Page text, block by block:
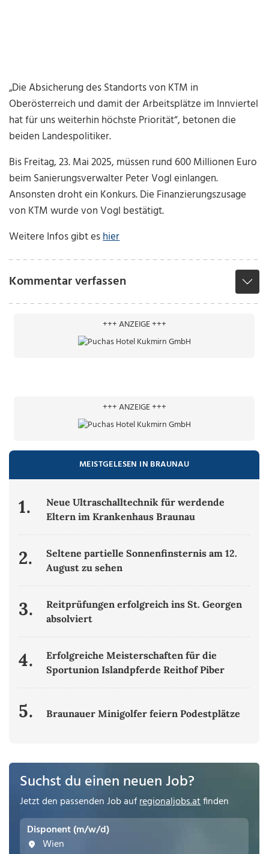
„Die Absicherung des Standorts von KTM in
Oberösterreich und damit der Arbeitsplätze im Innviertel
hat für uns weiterhin höchste Priorität“, betonen die
beiden Landespolitiker.
Bis Freitag, 23. Mai 2025, müssen rund 600 Millionen Euro
beim Sanierungsverwalter Peter Vogl einlangen.
Ansonsten droht ein Konkurs. Die Finanzierungszusage
von KTM wurde von Vogl bestätigt.
Weitere Infos gibt eshier
Kommentar verfassen
+++ ANZEIGE +++
+++ ANZEIGE +++
MEISTGELESEN IN BRAUNAU
1.
Neue Ultraschalltechnik für werdende
Eltern im Krankenhaus Braunau
2.
Seltene partielle Sonnenfinsternis am 12.
August zu sehen
3.
Reitprüfungen erfolgreich ins St. Georgen
absolviert
4.
Erfolgreiche Meisterschaften für die
Sportunion Islandpferde Reithof Piber
5. Braunauer Minigolfer feiern Podestplätze
Suchst du einen neuen Job?
Jetzt den passenden Job aufregionaljobs.atfinden
Disponent (m/w/d)
Wien